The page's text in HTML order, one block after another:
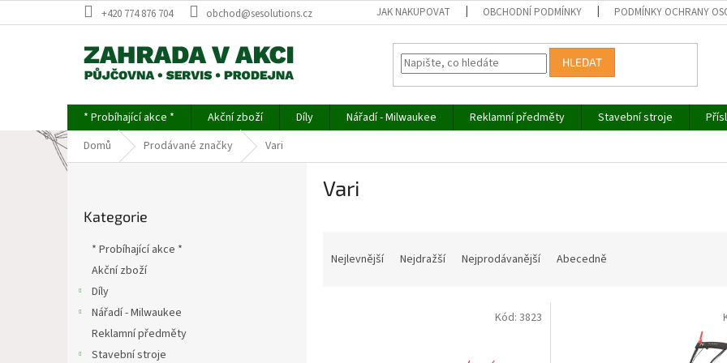
na
+420 774 876 704 obchod@sesolutions.cz JAK NAKUPOVAT OBCHODNÍ PODMÍNKY PODMÍNKY OCHRANY
HLEDAT
* Probíhající akce * Akční zboží Díly Nářadí - Milwaukee Reklamní předměty Stavební stroje
Domů
Prodávané značky Vari
P
kategorie
Kategorie
* Probíhající akce *
Akční zboží
Díly
Nářadí - Milwaukee
Reklamní předměty
Stavební stroje
Vari
Nejlevnější Nejdražší Nejprodávanější Abecedně
Kód: 3823